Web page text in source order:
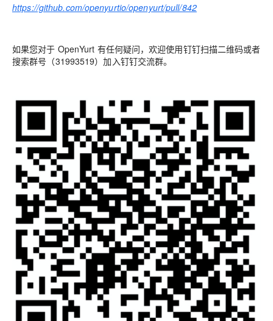
https://github.com/openyurtio/openyurt/pull/842
如果您对于 OpenYurt 有任何疑问，欢迎使用钉钉扫描二维码或者
搜索群号（31993519）加入钉钉交流群。